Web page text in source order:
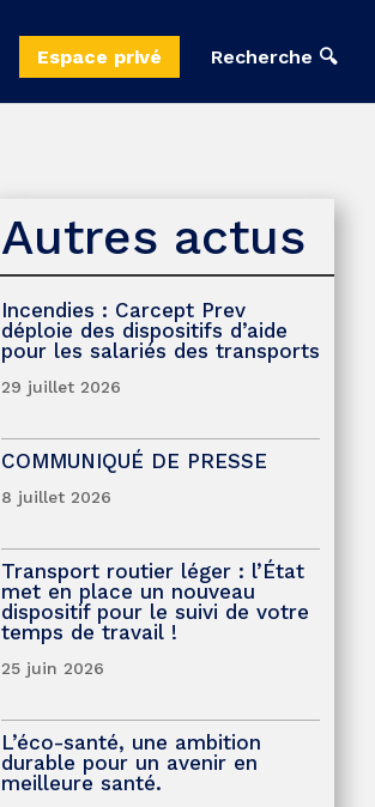
Espace privé Recherche 🔍
Autres actus
Incendies : Carcept Prev
déploie des dispositifs d’aide
pour les salariés des transports
29 juillet 2026
COMMUNIQUÉ DE PRESSE
8 juillet 2026
Transport routier léger : l’État
met en place un nouveau
dispositif pour le suivi de votre
temps de travail !
25 juin 2026
L’éco-santé, une ambition
durable pour un avenir en
meilleure santé.